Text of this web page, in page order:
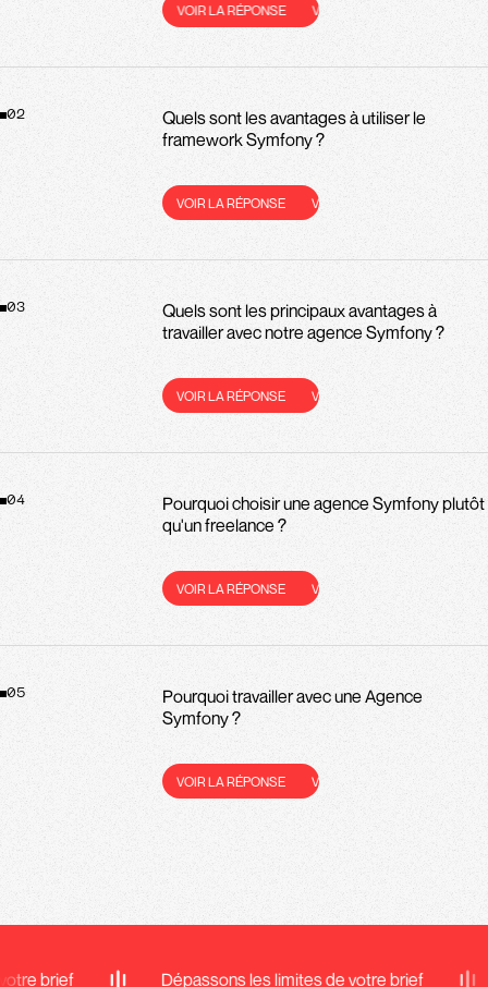
VOIR LA RÉPONSE VOIR LA RÉPONSE
02
Quels sont les avantages à utiliser le
framework Symfony ?
VOIR LA RÉPONSE VOIR LA RÉPONSE VOIR LA
03
Quels sont les principaux avantages à
travailler avec notre agence Symfony ?
VOIR LA RÉPONSE VOIR LA RÉPONSE
04
Pourquoi choisir une agence Symfony plutôt
qu'un freelance ?
VOIR LA RÉPONSE VOIR LA RÉPONSE VOIR LA
05
Pourquoi travailler avec une Agence
Symfony ?
VOIR LA RÉPONSE VOIR LA RÉPONSE VOIR LA
Dépassons les limites de votre brief